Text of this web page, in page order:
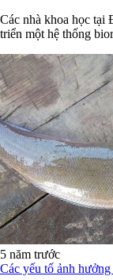
Các nhà khoa học tại
triển một hệ thống
5 năm trước
Các yếu tố ảnh